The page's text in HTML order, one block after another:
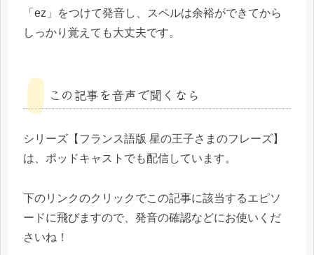
「ez」をつけて発音し、スペルは余裕ができてから
しっかり覚えても大丈夫です。
この記事を音声で聞くなら
シリーズ【フランス語版 星の王子さまのフレーズ】
は、ポッドキャストでも配信しています。
下のリンクのクリックでこの記事に該当するエピソ
ードに飛びますので、発音の確認などにお使いくだ
さいね！